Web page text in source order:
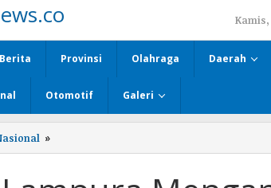
Kamis,
Berita Provinsi Olahraga Daerah
Otomotif Galeri
»
Lampura